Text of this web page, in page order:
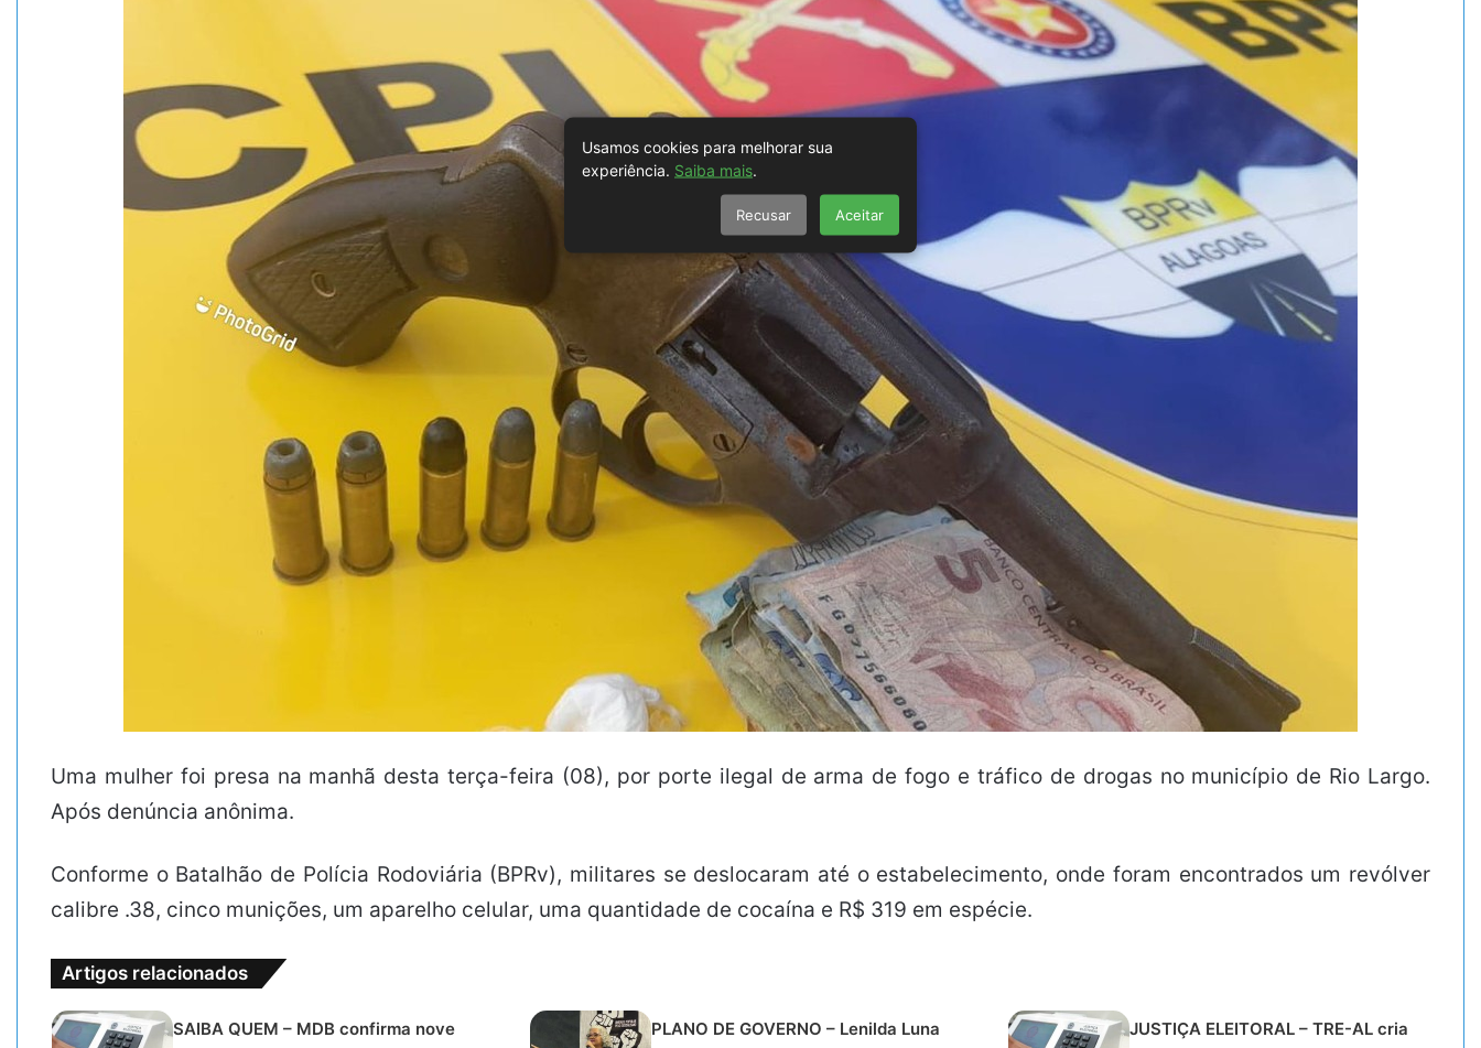
Uma mulher foi presa na manhã desta terça-feira (08), por porte ilegal de arma de fogo e tráfico de drogas no município de Rio Largo.
Após denúncia anônima.
Conforme o Batalhão de Polícia Rodoviária (BPRv), militares se deslocaram até o estabelecimento, onde foram encontrados um revólver
calibre .38, cinco munições, um aparelho celular, uma quantidade de cocaína e R$ 319 em espécie.
Artigos relacionados
SAIBA QUEM – MDB confirma nove
PLANO DE GOVERNO – Lenilda Luna
JUSTIÇA ELEITORAL – TRE-AL cria
Usamos cookies para melhorar sua
experiência. Saiba mais
Recusar Aceitar